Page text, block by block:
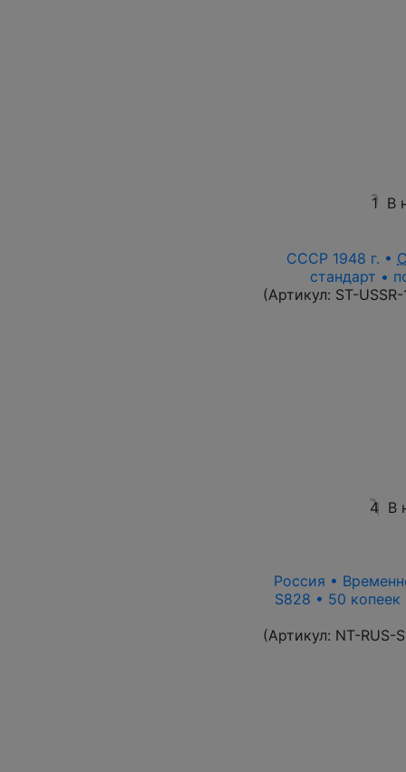
1 В
СССР 1948 г. •
стандарт •
(Артикул: ST-
4 В
Россия •
S828 • 50
(Артикул: NT-RUS-